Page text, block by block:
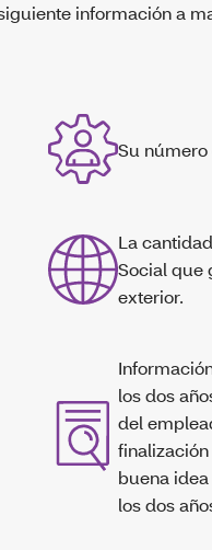
información a
Su
La
Social que
exterior.
los dos
del
buena
los dos